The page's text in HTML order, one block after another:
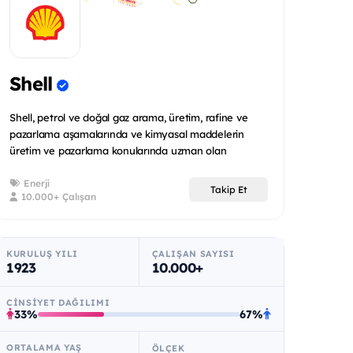
Shell
Shell, petrol ve doğal gaz arama, üretim, rafine ve
pazarlama aşamalarında ve kimyasal maddelerin
üretim ve pazarlama konularında uzman olan
Enerji
10.000+ Çalışan
Takip Et
KURULUŞ YILI
1923
ÇALIŞAN SAYISI
10.000+
CINSIYET DAĞILIMI
33% 67%
ORTALAMA YAŞ ÖLÇEK